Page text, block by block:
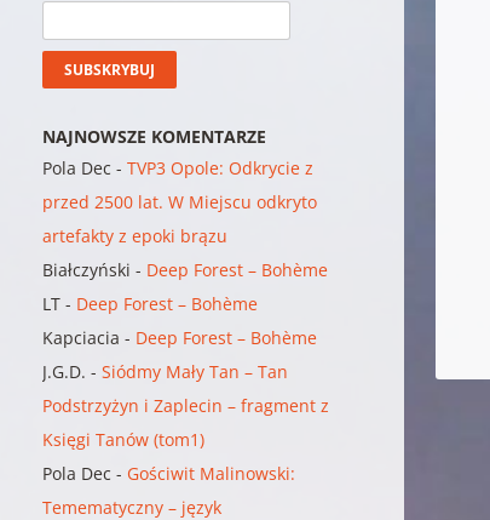
NAJNOWSZE KOMENTARZE
Pola Dec -TVP3 Opole: Odkrycie z
przed 2500 lat. W Miejscu odkryto
artefakty z epoki brązu
Białczyński - Deep Forest – Bohème
LT - Deep Forest – Bohème
Kapciacia - Deep Forest – Bohème
J.G.D. -Siódmy Mały Tan – Tan
Podstrzyżyn i Zaplecin – fragment z
Księgi Tanów (tom1)
Pola Dec - Gościwit Malinowski:
Temematyczny – język